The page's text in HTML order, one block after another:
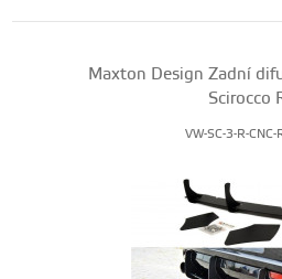
Maxton Design Zadní
Scirocco
VW-SC-3-R-CNC-